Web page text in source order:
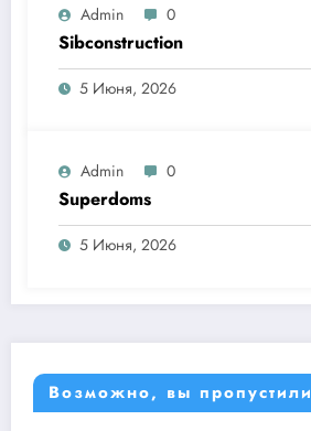
Admin 0
Sibconstruction
5 Июня, 2026
Admin 0
Superdoms
5 Июня, 2026
Возможно, вы пропустили